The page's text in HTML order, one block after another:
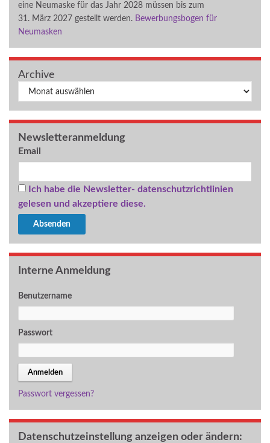
eine Neumaske für das Jahr 2028 müssen bis zum
31. März 2027 gestellt werden. Bewerbungsbogen für
Neumasken
Archive
Archiv
Newsletteranmeldung
Email
Ich habe die Newsletter- datenschutzrichtlinien
gelesen und akzeptiere diese.
Interne Anmeldung
Benutzername
Passwort
Passwort vergessen?
Datenschutzeinstellung anzeigen oder ändern: